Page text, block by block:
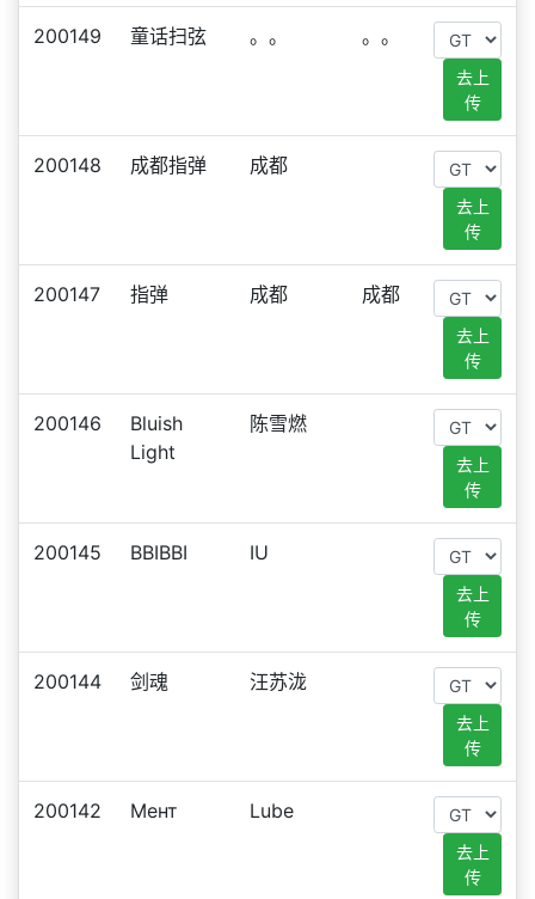
200149 童话扫弦 。。 。。
去上
传
200148 成都指弹 成都
去上
传
200147 指弹 成都 成都
去上
传
200146
Bluish
Light
陈雪燃
去上
传
200145 BBIBBI IU
去上
传
200144 剑魂 汪苏泷
去上
传
200142 Мент Lube
去上
传